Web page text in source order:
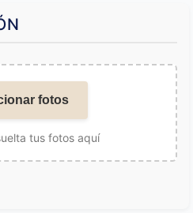
fotos
tus fotos aquí